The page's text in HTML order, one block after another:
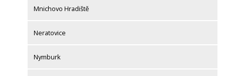
Mnichovo Hradiště
Neratovice
Nymburk